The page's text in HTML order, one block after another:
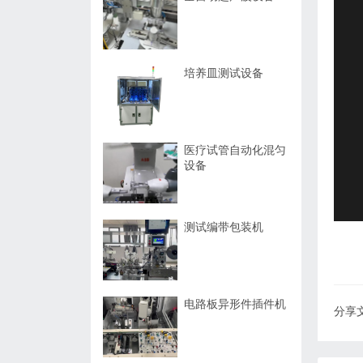
分享
培养皿测试设备
医疗试管自动化混匀
设备
测试编带包装机
电路板异形件插件机